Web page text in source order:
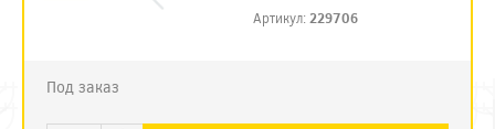
Артикул: 229706
Под заказ